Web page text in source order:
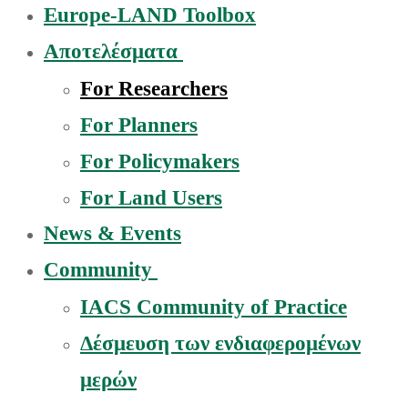
Europe-LAND Toolbox
Αποτελέσματα
For Researchers
For Planners
For Policymakers
For Land Users
News & Events
Community
IACS Community of Practice
Δέσμευση των ενδιαφερομένων
μερών